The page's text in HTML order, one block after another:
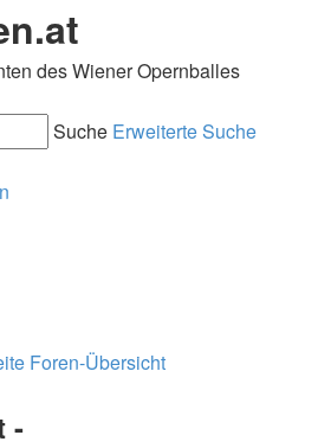
des Wiener Opernballes
Suche Erweiterte Suche
Foren-Übersicht
-